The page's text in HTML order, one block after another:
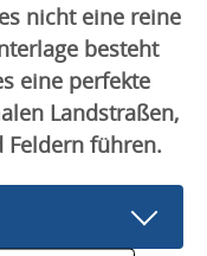
nicht eine reine
besteht
eine perfekte
Landstraßen,
Feldern führen.